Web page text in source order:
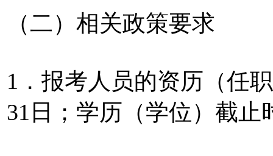
（二）相关政策要求
1．报考人员的资历（任
31日；学历（学位）截止